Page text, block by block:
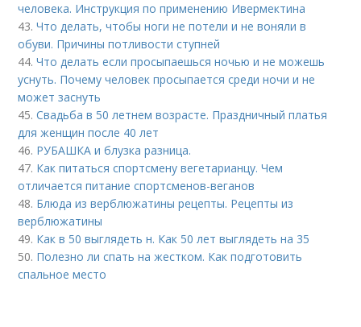
человека. Инструкция по применению Ивермектина
43.Что делать, чтобы ноги не потели и не воняли в
обуви. Причины потливости ступней
44.Что делать если просыпаешься ночью и не можешь
уснуть. Почему человек просыпается среди ночи и не
может заснуть
45.Свадьба в 50 летнем возрасте. Праздничный платья
для женщин после 40 лет
46. РУБАШКА и блузка разница.
47. Как питаться спортсмену вегетарианцу. Чем
отличается питание спортсменов-веганов
48. Блюда из верблюжатины рецепты. Рецепты из
верблюжатины
49. Как в 50 выглядеть н. Как 50 лет выглядеть на 35
50. Полезно ли спать на жестком. Как подготовить
спальное место